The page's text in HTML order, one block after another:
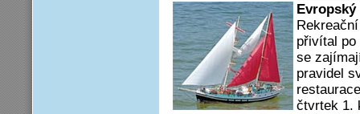
Evropský
přivítal
se
pravidel
čtvrtek 1.